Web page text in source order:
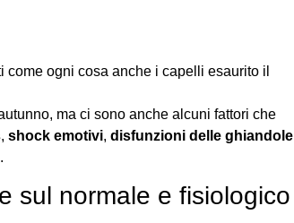
ogni cosa anche i capelli esaurito il
ma ci sono anche alcuni fattori che
, shock emotivi, disfunzioni delle ghiandole
.
sul normale e fisiologico